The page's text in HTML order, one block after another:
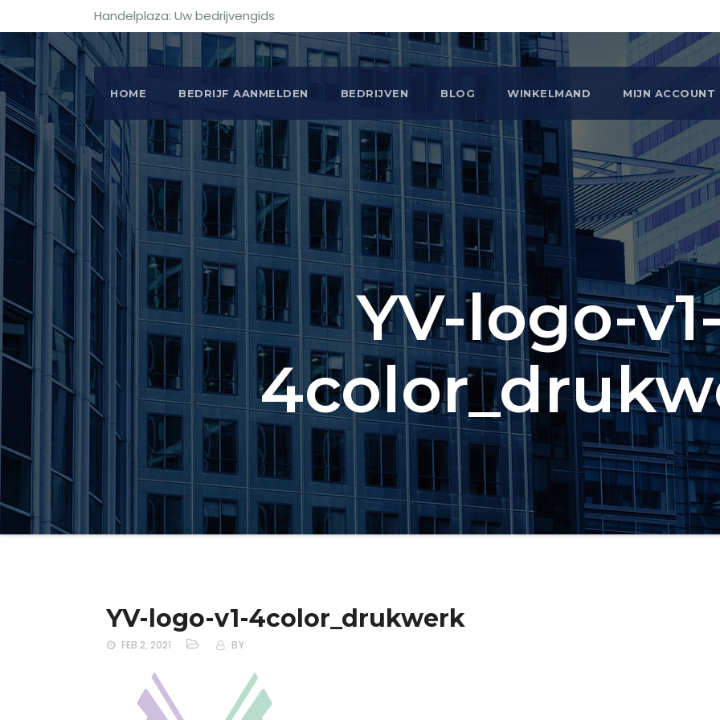
Handelplaza: Uw bedrijvengids
HOME BEDRIJF AANMELDEN BEDRIJVEN BLOG WINKELMAND MIJN ACCOUNT
YV-logo-
YV-logo-v1-4color_drukwerk
FEB 2, 2021 BY